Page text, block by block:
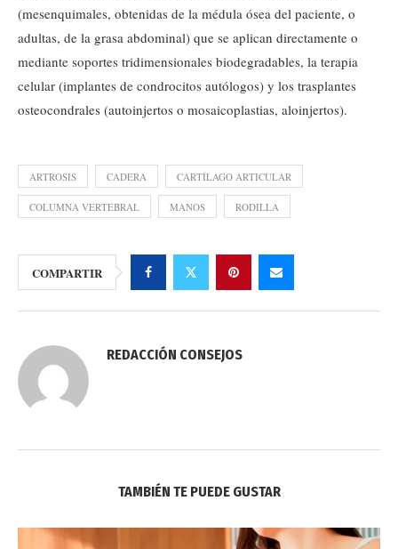
(mesenquimales, obtenidas de la médula ósea del paciente, o
adultas, de la grasa abdominal) que se aplican directamente o
mediante soportes tridimensionales biodegradables, la terapia
celular (implantes de condrocitos autólogos) y los trasplantes
osteocondrales (autoinjertos o mosaicoplastias, aloinjertos).
ARTROSIS CADERA CARTÍLAGO ARTICULAR
COLUMNA VERTEBRAL MANOS RODILLA
COMPARTIR
REDACCIÓN CONSEJOS
TAMBIÉN TE PUEDE GUSTAR